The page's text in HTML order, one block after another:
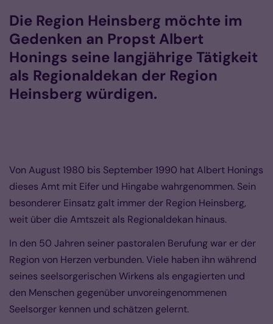
Die Region Heinsberg möchte im
Gedenken an Propst Albert
Honings seine langjährige Tätigkeit
als Regionaldekan der Region
Heinsberg würdigen.
Von August 1980 bis September 1990 hat Albert Honings
dieses Amt mit Eifer und Hingabe wahrgenommen. Sein
besonderer Einsatz galt immer der Region Heinsberg,
weit über die Amtszeit als Regionaldekan hinaus.
In den 50 Jahren seiner pastoralen Berufung war er der
Region von Herzen verbunden. Viele haben ihn während
seines seelsorgerischen Wirkens als engagierten und
den Menschen gegenüber unvoreingenommenen
Seelsorger kennen und schätzen gelernt.